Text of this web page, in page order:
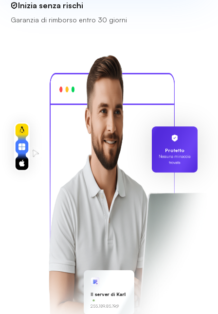
Inizia senza rischi
Garanzia di rimborso entro 30 giorni
Protetto
Nessuna minaccia
trovata
Il server di Karl
255.189.85.19